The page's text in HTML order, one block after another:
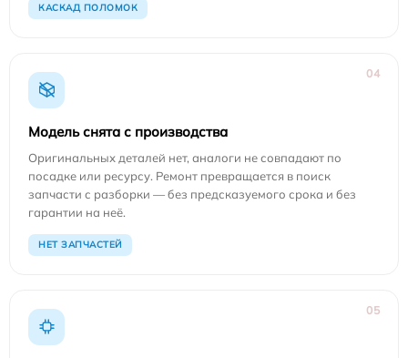
КАСКАД ПОЛОМОК
04
Модель снята с производства
Оригинальных деталей нет, аналоги не совпадают по
посадке или ресурсу. Ремонт превращается в поиск
запчасти с разборки — без предсказуемого срока и без
гарантии на неё.
НЕТ ЗАПЧАСТЕЙ
05